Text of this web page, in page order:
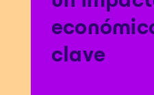
clave